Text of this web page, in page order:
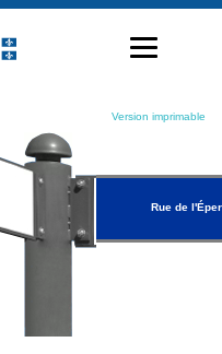
Version imprimable
Rue de